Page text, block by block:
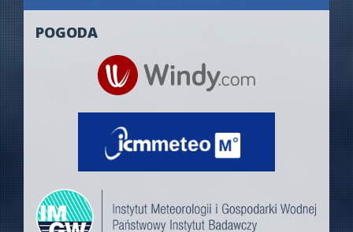
POGODA